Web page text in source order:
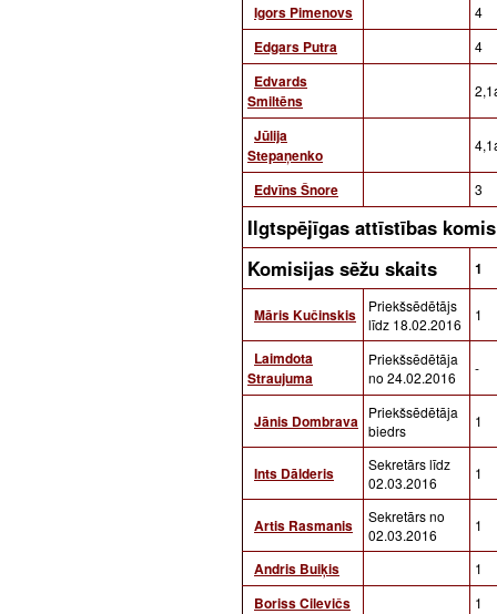
Igors Pimenovs 4
Edgars Putra 4
Edvards
Smiltēns
Jūlija
Stepaņenko
Edvīns Šnore 3
Ilgtspējīgas attīstības
Komisijas sēžu skaits
1
Māris Kučinskis
Priekšsēdētājs
līdz 18.02.2016
1
Laimdota
Straujuma
Priekšsēdētāja
no 24.02.2016
-
Jānis Dombrava Priekšsēdētāja
biedrs
1
Ints Dālderis
Sekretārs līdz
02.03.2016
1
Artis Rasmanis
Sekretārs no
02.03.2016
1
Andris Buiķis 1
Boriss Cilevičs 1